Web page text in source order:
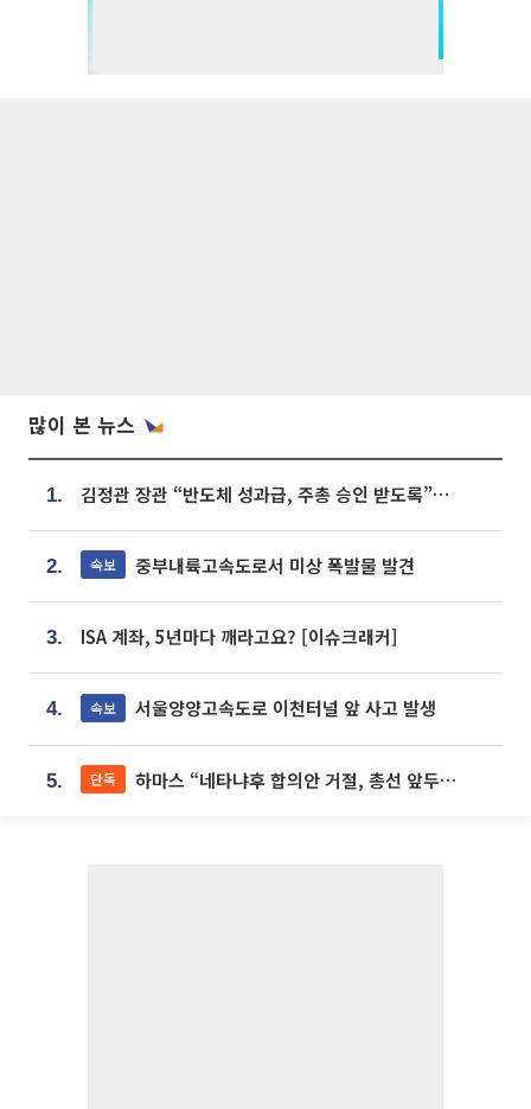
많이 본 뉴스
1. 김정관 장관 “반도체 성과급, 주총 승인 받도록”…상법·자본시장법 개정 시사
2. 속보 중부내륙고속도로서 미상 폭발물 발견
3. ISA 계좌, 5년마다 깨라고요? [이슈크래커]
4. 속보 서울양양고속도로 이천터널 앞 사고 발생
5. 단독 하마스 “네타냐후 합의안 거절, 총선 앞두고 시간 끌기”